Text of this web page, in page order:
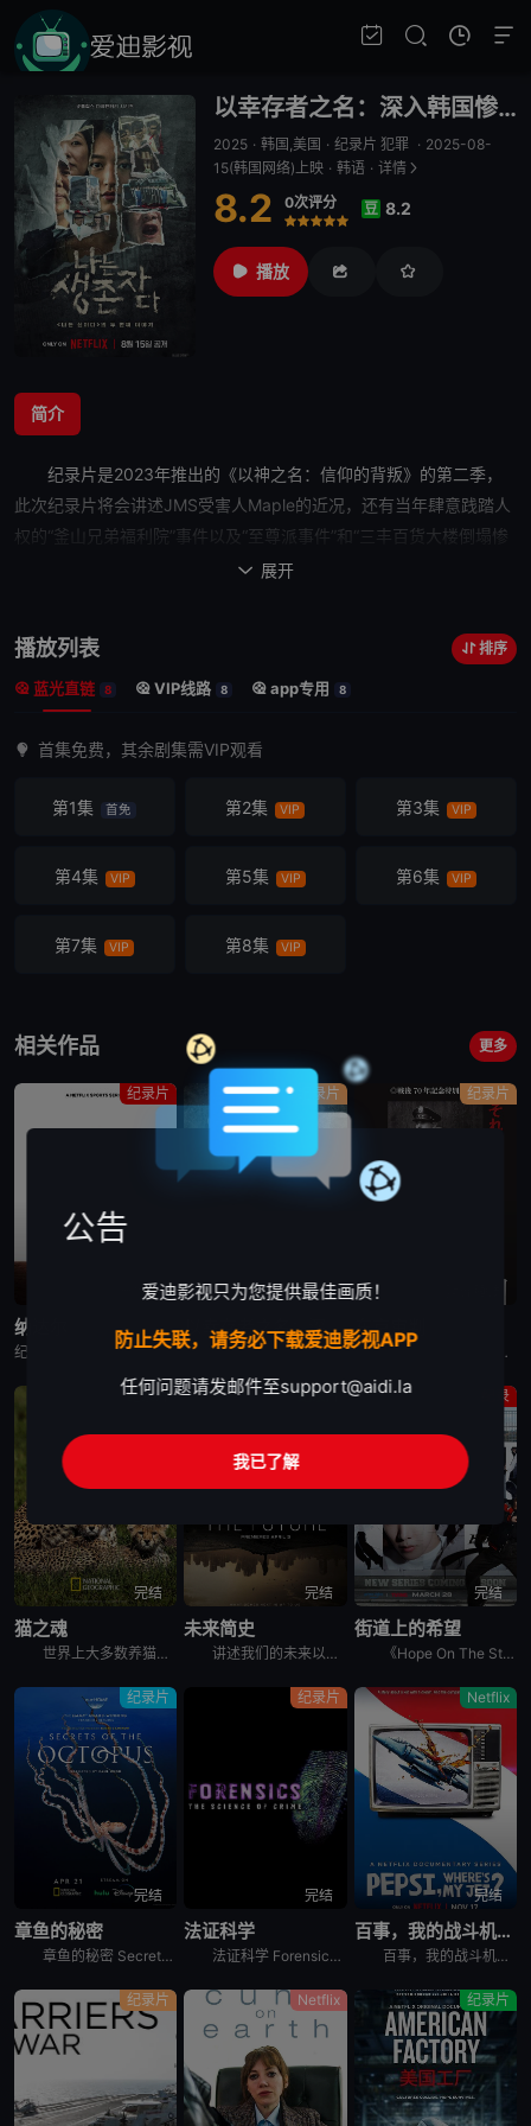
以幸存者之名：深入韩国惨案
2025 · 韩国,美国 · 纪录片 犯罪 · 2025-08-
15(韩国网络)上映 · 韩语 · 详情
8.2 0次评分
很差
较差
还行推荐力荐
豆 8.2
播放
简介
纪录片是2023年推出的《以神之名：信仰的背叛》的第二季，
此次纪录片将会讲述JMS受害人Maple的近况，还有当年肆意践踏人
权的“釜山兄弟福利院”事件以及“至尊派事件”和“三丰百货大楼倒塌惨
 展开
播放列表 排序
蓝光直链 8 VIP线路 8 app专用 8
首集免费，其余剧集需VIP观看
第1集 首免 第2集 VIP 第3集 VIP
第4集 VIP 第5集 VIP 第6集 VIP
第7集 VIP 第8集 VIP
相关作品 更多
纪录片
已完结
纳达尔
纪录片《纳达尔》深入探讨了拉斐尔·纳达尔辉煌的网球职业生涯。除了介绍他的比赛表现外，还揭示了他的私人生活、鲜为人知的幕后故事，以及他在 2023 年克服伤病后，在 2024 年重新重返赛场的历程。
纪录片
完结
以幸存者之名：深入韩国惨案
纪录片是2023年推出的《以神之名：信仰的背叛》的第二季，此次纪录片将会讲述JMS受害人Maple的近况，还有当年肆意践踏人权的“釜山兄弟福利院”事件以及“至尊派事件”和“三丰百货大楼倒塌惨案”等
纪录片
东京审判
围绕着東京审判这一重要历史事件, 本片除了讲述过程外, 更重要的还是提出了一系列国际法法律问题和伦理道德疑问, 如事后法问题, 战争罪的有無, 以及个人辩护和国家辩护的选择和远东国际法庭战犯的选择
纪录片
完结
猫之魂
世界上大多数养猫的人都能通过宠物的眼睛窥见动物的野性。这部纪录片着眼于家猫和它们的野生表亲们，以及它们的祖先之间，在行为上隐约可见的关联。镜头特别勾勒出这些相似之处，并向所谓的“主人们”（如果猫真
纪录片
完结
未来简史
讲述我们的未来以及我们如何重新构想它们。由著名未来学家阿里·瓦拉赫主持，邀请观众踏上一次环游世界的旅程，充满发现、希望和可能性，了解我们今天所处的位置以及接下来会发生什么。将历史、科学和意想不到的
纪录
完结
街道上的希望
《Hope On The Street》是防弹少年团郑号锡（j-hope）推出的同名舞蹈练习日记内容。讲述j-hope在入伍前访问日本大阪、法国巴黎、美国纽约、韩国首尔和光州，并与当地的舞蹈家通过
纪录片
完结
章鱼的秘密
章鱼的秘密 Secrets of the Octopus是2024年澳大利亚,美国纪录片。艾美奖肯定《鲸之谜》制作团队最新力作。 &nbsp; &nbsp; &nbsp; &nbsp; &nbsp
纪录片
完结
法证科学
法证科学 Forensics: The Science of Crime是2020年犯罪纪录片。《法证科学》旨在向观众展示法医学是如何帮助破获各类犯罪案件的，通过在法医研究所、大学实验室、研究中心
Netflix
完结
百事，我的战斗机呢？
百事，我的战斗机呢？ Pepsi, Where&#39;s My Jet?是2022年美国历史纪录片。When a 20-year-old attempts to win a fighter je
纪录片 Netflix 纪录片
公告
爱迪影视只为您提供最佳画质！
防止失联，请务必下载爱迪影视APP
任何问题请发邮件至support@aidi.la
我已了解